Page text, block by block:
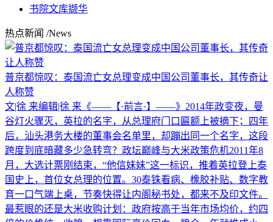
书院文库撷华
热点新闻 /News
普京都惊叹：泰国流亡女总理变成中国公司董事长，其传奇让
人称赞
文|徐 来编辑|徐 来《——【·前言·】——》2014年政变夜，曼
谷灯火骤灭，英拉的名字，从总理府门口匾额上被摘下；四年
后，汕头港务大楼的董事会名单里，却蹦出同一个名字，这段
跨度到底暗藏多少急转弯？政坛巅峰与大米政策危机2011年8
月，大选计票刚结束，“他信妹妹”这一标识，推着英拉登上泰
国史上，首位女总理的位置。30泰铢看病、橡胶补贴、数字教
育一口气端上桌，节奏快得让内阁秘书处，都来不及印文件。
最惹眼的还是大米收购计划：政府按高于当年市场均价，约四